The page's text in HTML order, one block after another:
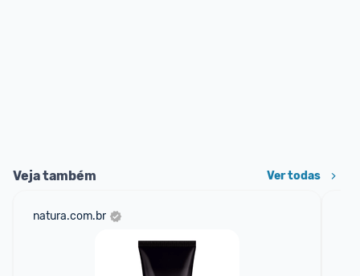
Veja também Ver todas
natura.com.br